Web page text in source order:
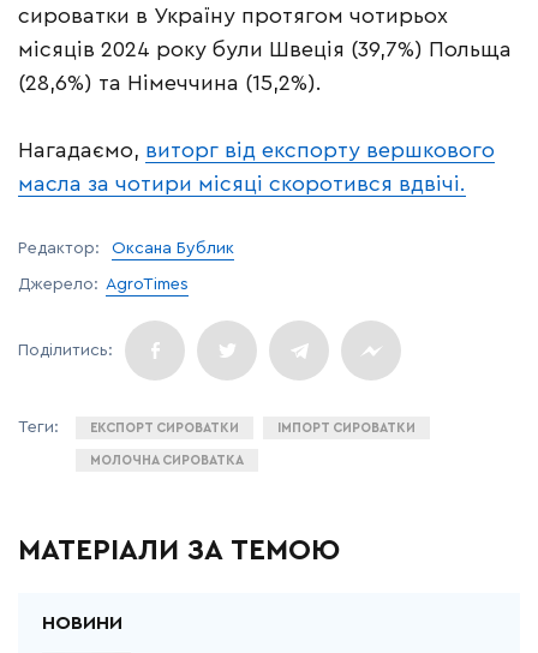
сироватки в Україну протягом чотирьох
місяців 2024 року були Швеція (39,7%) Польща
(28,6%) та Німеччина (15,2%).
Нагадаємо, виторг від експорту вершкового
масла за чотири місяці скоротився вдвічі.
Редактор: Оксана Бублик
Джерело: AgroTimes
ЕКСПОРТ СИРОВАТКИ ІМПОРТ СИРОВАТКИ
МОЛОЧНА СИРОВАТКА
МАТЕРІАЛИ ЗА ТЕМОЮ